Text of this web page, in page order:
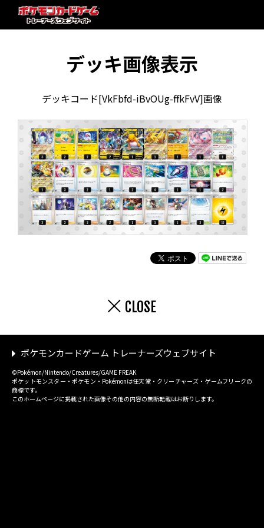
デッキ画像表示
デッキコード[VkFbfd-iBvOUg-ffkFvV]画像
CLOSE
ポケモンカードゲーム トレーナーズウェブサイト
©Pokémon/Nintendo/Creatures/GAME FREAK
ポケットモンスター・ポケモン・Pokémonは任天堂・クリーチャーズ・ゲームフリークの
商標です。
このホームページに掲載された画像その他の内容の無断転載はお断りします。